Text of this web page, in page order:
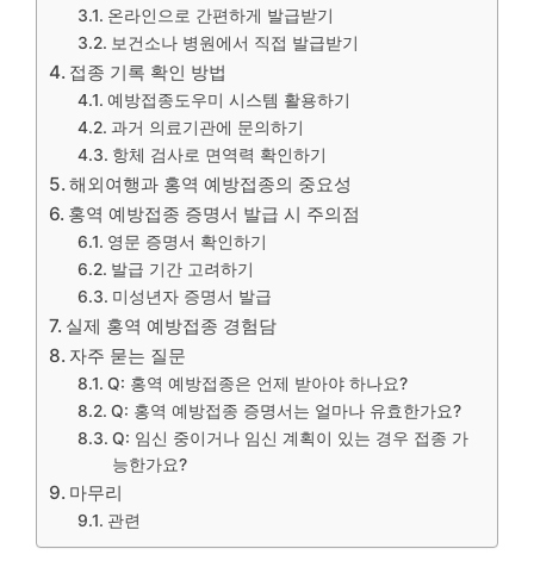
온라인으로 간편하게 발급받기
보건소나 병원에서 직접 발급받기
접종 기록 확인 방법
예방접종도우미 시스템 활용하기
과거 의료기관에 문의하기
항체 검사로 면역력 확인하기
해외여행과 홍역 예방접종의 중요성
홍역 예방접종 증명서 발급 시 주의점
영문 증명서 확인하기
발급 기간 고려하기
미성년자 증명서 발급
실제 홍역 예방접종 경험담
자주 묻는 질문
Q: 홍역 예방접종은 언제 받아야 하나요?
Q: 홍역 예방접종 증명서는 얼마나 유효한가요?
Q: 임신 중이거나 임신 계획이 있는 경우 접종 가
능한가요?
마무리
관련